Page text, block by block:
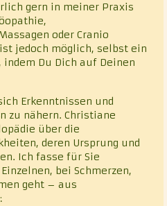
gern in meiner Praxis
oder Cranio
jedoch möglich, selbst ein
Du Dich auf Deinen
Erkenntnissen und
zu nähern. Christiane
über die
deren Ursprung und
Ich fasse für Sie
bei Schmerzen,
geht – aus